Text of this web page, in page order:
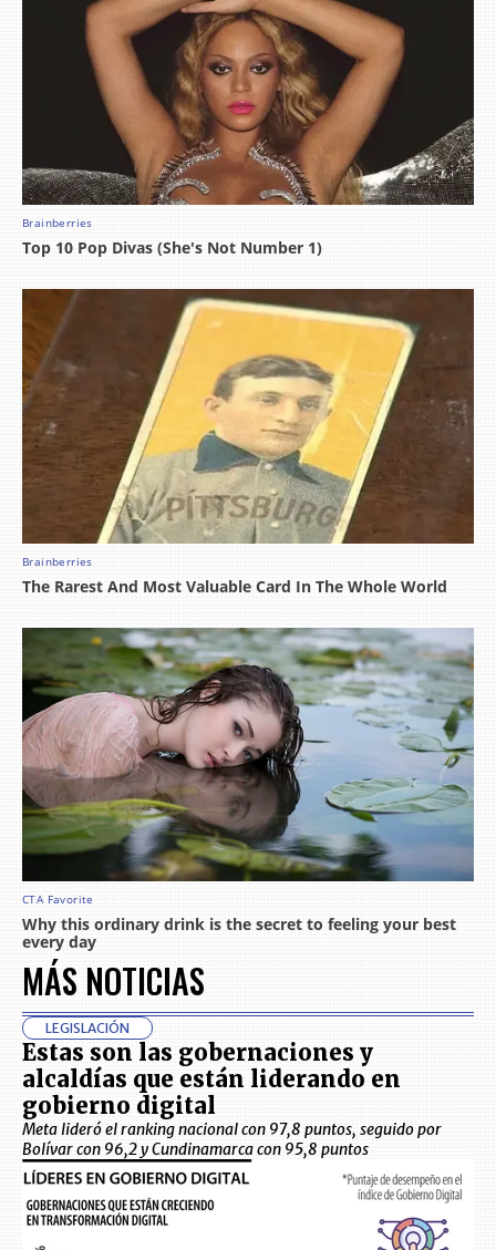
MÁS NOTICIAS
LEGISLACIÓN
Estas son las gobernaciones y
alcaldías que están liderando en
gobierno digital
Meta lideró el ranking nacional con 97,8 puntos, seguido por
Bolívar con 96,2 y Cundinamarca con 95,8 puntos